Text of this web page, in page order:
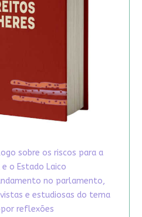
sobre os riscos para a
o Estado Laico
no parlamento,
e estudiosas do tema
reflexões